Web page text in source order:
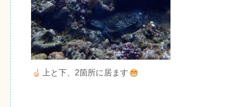
上と下、2箇所に居ます